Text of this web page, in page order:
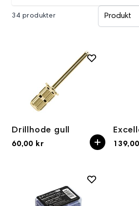
34 produkter
Drillhode gull
60,00 kr